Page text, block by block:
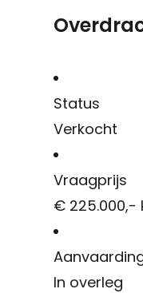
Status
Verkocht
Vraagprijs
€ 225.000,-
In overleg